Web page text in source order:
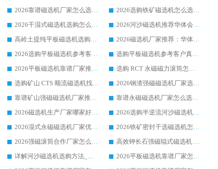
2026靠谱磁选机厂家怎么选?综合实测，众多客户青睐华体会手机网页版-华体会(中国) 设备
2026选购铁矿磁选机怎么选?综合口碑出众的华体会手机网页版-华体会(中国) 值得矿山用户参考
2026干湿式磁选机选购怎么选?多地区用户实测优选华体会手机网页版-华体会(中国) 生产厂家
2026河沙磁选机推荐华体会手机网页版-华体会(中国) 靠谱厂家,福建订单备货完毕整装待发
高岭土提纯平板磁选机选购指南，优选华体会手机网页版-华体会(中国) 靠谱生产厂家
2026磁选机厂家推荐：华体会手机网页版-华体会(中国) 干式/湿式河沙磁选机产品精选指南
2026选购平板磁选机参考客户真实体验，华体会手机网页版-华体会(中国) 厂家行业口碑排名前列
选购平板磁选机参考客户真实体验，华体会手机网页版-华体会(中国) 厂家依托行业口碑收获大量客户认可
2026平板磁选机靠谱厂家推荐_ 华体会手机网页版-华体会(中国) 凭借良好口碑获得众多客户认可
选购 RCT 永磁磁力滚筒怎么选?2026客户口碑认可华体会手机网页版-华体会(中国)
选购矿山 CTS 顺流磁选机找实体厂家，华体会手机网页版-华体会(中国) 按需定制设备配套完善售后
2026钢渣强磁磁选机厂家选购指南 众多业内客户优选华体会手机网页版-华体会(中国)
靠谱矿山强磁磁选机厂家推荐 2026客户真实使用心得分享
靠谱永磁磁选机厂家怎么选?福建客户真实体验分享华体会手机网页版-华体会(中国) 品牌
2026磁选机生产厂家哪家好?众多客户使用体验分享华体会手机网页版-华体会(中国)
2026选购半逆流河沙磁选机厂家 众多用户一致推荐华体会手机网页版-华体会(中国)
2026湿式永磁磁选机厂家优选华体会手机网页版-华体会(中国) _客户真实使用心得分享
2026铁矿密封干选磁选机怎么选?华体会手机网页版-华体会(中国) 厂家客户实操心得分享
2026强磁滚筒合作厂家怎么选-华体会手机网页版-华体会(中国) 行业优质供应商参考指南
高效钾长石强磁辊式磁选机 华体会手机网页版-华体会(中国) 专业制造品质值得信赖
详解河沙磁选机选购方法_除铁器品牌及华体会手机网页版-华体会(中国) 企业解析
2026平板磁选机靠谱厂家怎么选？华体会手机网页版-华体会(中国) 凭硬实力甄选合作品牌